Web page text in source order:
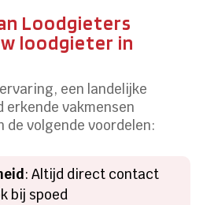
Loodgieters
loodgieter in
een landelijke
vakmensen
de volgende voordelen:
: Altijd direct contact
bij spoed